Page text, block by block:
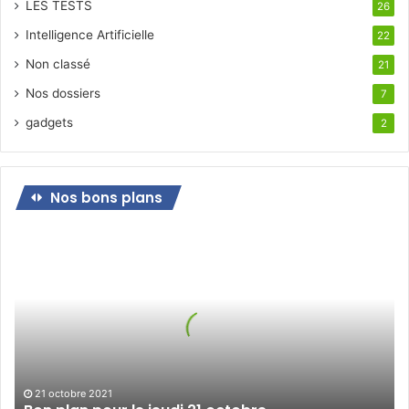
LES TESTS 26
Intelligence Artificielle 22
Non classé 21
Nos dossiers 7
gadgets 2
Nos bons plans
21 octobre 2021